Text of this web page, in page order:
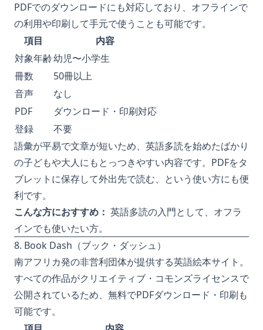
PDFでのダウンロードにも対応しており、オフラインで
の利用や印刷して手元で使うことも可能です。
項目
内容
対象年齢幼児〜小学生
冊数
50冊以上
音声
なし
PDF
ダウンロード・印刷対応
登録
不要
語彙が平易で文章が短いため、英語多読を始めたばかり
の子どもや大人にもとっつきやすい内容です。PDFをタ
ブレットに保存して外出先で読む、という使い方にも便
利です。
こんな方におすすめ： 英語多読の入門として、オフラ
インでも使いたい方。
8. Book Dash（ブック・ダッシュ）
南アフリカ発の非営利団体が提供する英語絵本サイト。
すべての作品がクリエイティブ・コモンズライセンスで
公開されているため、無料でPDFダウンロード・印刷も
可能です。